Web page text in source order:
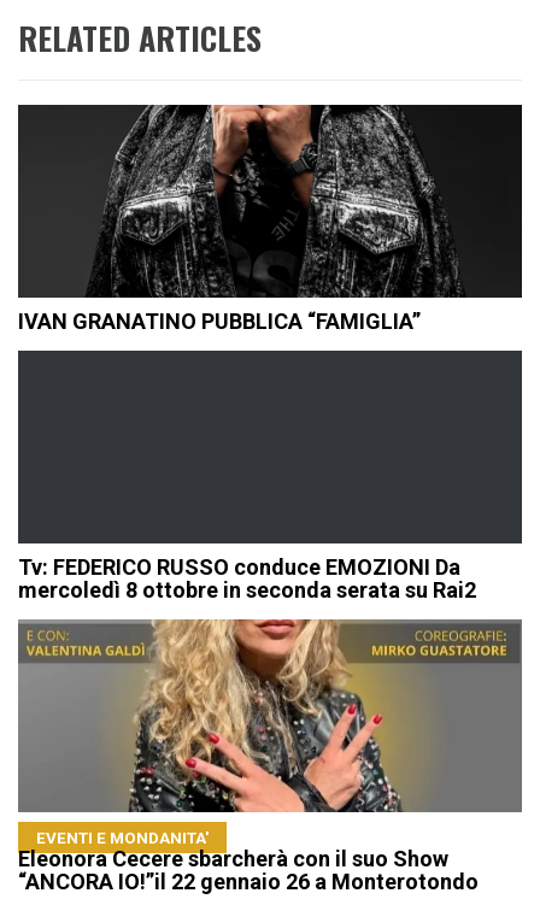
RELATED ARTICLES
IVAN GRANATINO PUBBLICA “FAMIGLIA”
Tv: FEDERICO RUSSO conduce EMOZIONI Da
mercoledì 8 ottobre in seconda serata su Rai2
EVENTI E MONDANITA'
Eleonora Cecere sbarcherà con il suo Show
“ANCORA IO!”il 22 gennaio 26 a Monterotondo